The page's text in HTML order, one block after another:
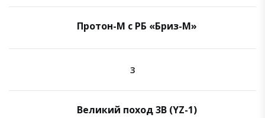
Протон-М с РБ «Бриз-М»
3
Великий поход 3B (YZ-1)